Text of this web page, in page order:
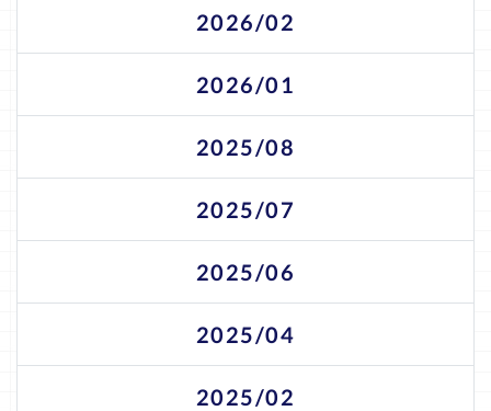
2026/02
2026/01
2025/08
2025/07
2025/06
2025/04
2025/02